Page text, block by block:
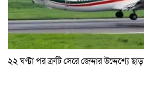
২২ ঘণ্টা পর ত্রুটি সেরে জেদ্দার উদ্দেশ্যে